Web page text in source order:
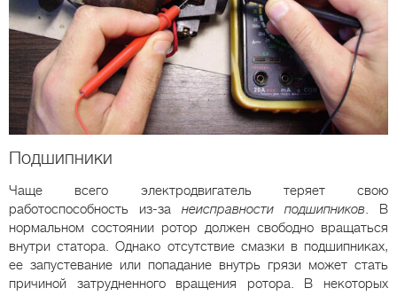
Подшипники
Чаще всего электродвигатель теряет свою
работоспособность из-за неисправности подшипников. В
нормальном состоянии ротор должен свободно вращаться
внутри статора. Однако отсутствие смазки в подшипниках,
ее запустевание или попадание внутрь грязи может стать
причиной затрудненного вращения ротора. В некоторых